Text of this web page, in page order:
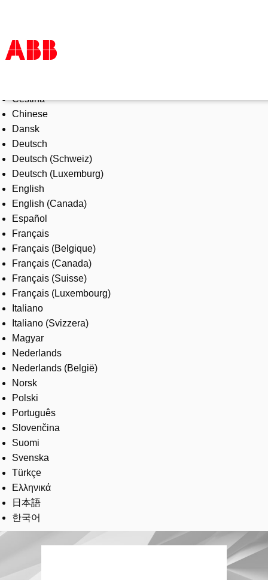
Products & Solutions
Industries
Services
About us
Where to buy
Contact us
Careers
Čeština
Chinese
Dansk
Deutsch
Deutsch (Schweiz)
Deutsch (Luxemburg)
English
English (Canada)
Español
Français
Français (Belgique)
Français (Canada)
Français (Suisse)
Français (Luxembourg)
Italiano
Italiano (Svizzera)
Magyar
Nederlands
Nederlands (België)
Norsk
Polski
Português
Slovenčina
Suomi
Svenska
Türkçe
Ελληνικά
日本語
한국어